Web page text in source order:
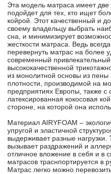
Эта модель матраса имеет две
подойдет для тех, кто ищет
койрой. Этот качественный и
своему владельцу выбрать
сна, и минимизирует
жесткости матраса. Ведь
перевернуть матрас на более
современный
высококачественной
из монолитной основы из пены
плотности, производимой на
предприятиях Европы, также с
латексированная кокосовая
стороне, на которой она
Материал AIRYFOAM –
упругой и эластичной
выдерживает разные нагрузки.
вызывает раздражений и
отличное вложение в себя и в
матрасов траснпортируется в
Матрас легко можно